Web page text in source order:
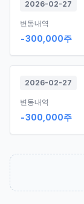
2026-02-27
변동내역
-300,000주
2026-02-27
변동내역
-300,000주